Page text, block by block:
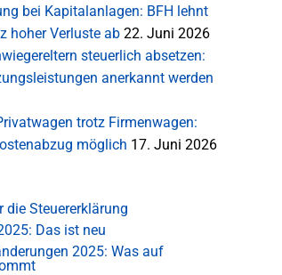
bei Kapitalanlagen: BFH lehnt
hoher Verluste ab 22. Juni 2026
steuerlich absetzen:
anerkannt werden
trotz Firmenwagen:
möglich 17. Juni 2026
Steuererklärung
Das ist neu
2025: Was auf